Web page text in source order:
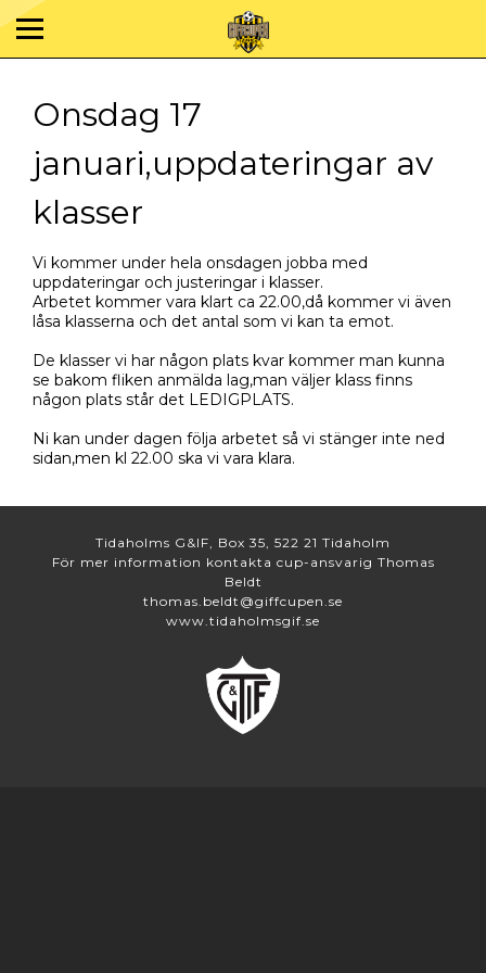
Onsdag 17
januari,uppdateringar av
klasser
Vi kommer under hela onsdagen jobba med
uppdateringar och justeringar i klasser.
Arbetet kommer vara klart ca 22.00,då kommer vi även
låsa klasserna och det antal som vi kan ta emot.
De klasser vi har någon plats kvar kommer man kunna
se bakom fliken anmälda lag,man väljer klass finns
någon plats står det LEDIGPLATS.
Ni kan under dagen följa arbetet så vi stänger inte ned
sidan,men kl 22.00 ska vi vara klara.
Tidaholms G&IF, Box 35, 522 21 Tidaholm
För mer information kontakta cup-ansvarig Thomas
Beldt
thomas.beldt@giffcupen.se
www.tidaholmsgif.se